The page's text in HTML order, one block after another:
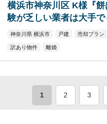
横浜市神奈川区 K様『
験が乏しい業者は大手で
神奈川県 横浜市 戸建 売却プラン
訳あり物件 離婚
1 2 3